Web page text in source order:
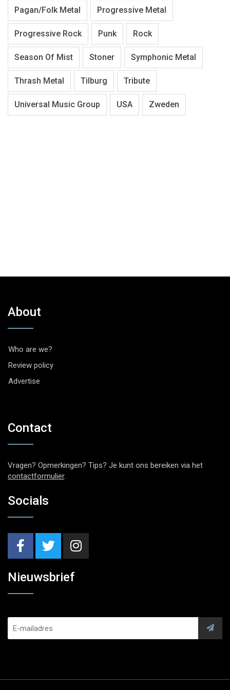
Pagan/Folk Metal Progressive Metal
Progressive Rock Punk Rock
Season Of Mist Stoner Symphonic Metal
Thrash Metal Tilburg Tribute
Universal Music Group USA Zweden
About
Who are we?
Review policy
Advertise
Contact
Vragen? Opmerkingen? Tips? Je kunt ons bereiken via het
contactformulier.
Socials
Nieuwsbrief